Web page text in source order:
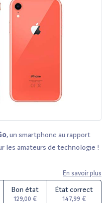
, un smartphone au rapport
les amateurs de technologie !
Chaque iPhone
par des experts, offrant
à bon, avec une garantie de
En savoir plus
Bon état
129,00 €
État correct
147,99 €